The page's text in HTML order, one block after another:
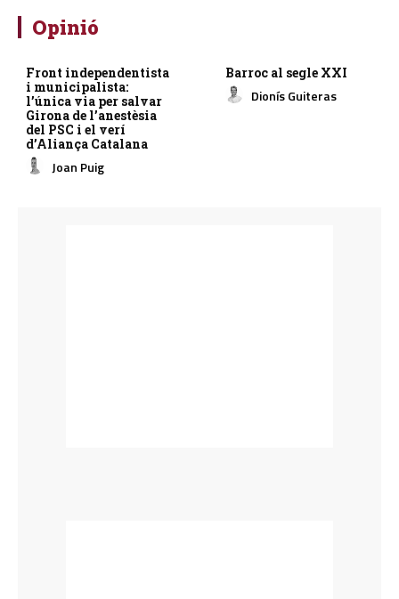
Opinió
Front independentista
i municipalista:
l’única via per salvar
Girona de l’anestèsia
del PSC i el verí
d’Aliança Catalana
Joan Puig
Barroc al segle XXI
Dionís Guiteras